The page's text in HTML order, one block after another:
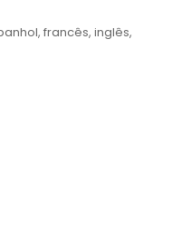
francês, inglês,